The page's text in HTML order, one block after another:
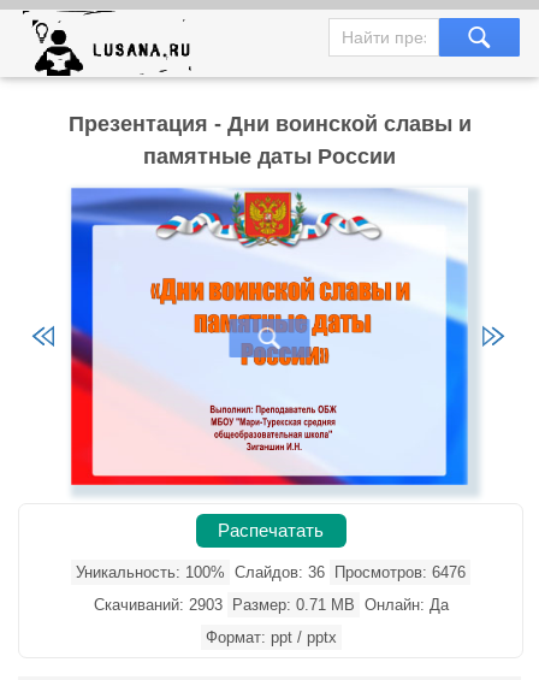
Презентация - Дни воинской славы и
памятные даты России
Распечатать
Уникальность: 100% Слайдов: 36
Просмотров: 6476
Скачиваний: 2903
Размер: 0.71 MB Онлайн: Да
Формат: ppt / pptx